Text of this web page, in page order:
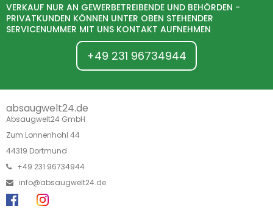
VERKAUF NUR AN GEWERBETREIBENDE UND BEHÖRDEN -
PRIVATKUNDEN KÖNNEN UNTER OBEN STEHENDER
SERVICENUMMER MIT UNS KONTAKT AUFNEHMEN
+49 231 96734944
absaugwelt24.de
Absaugwelt24 GmbH
Zum Lonnenhohl 44
44319 Dortmund
+49 231 96734944
info@absaugwelt24.de